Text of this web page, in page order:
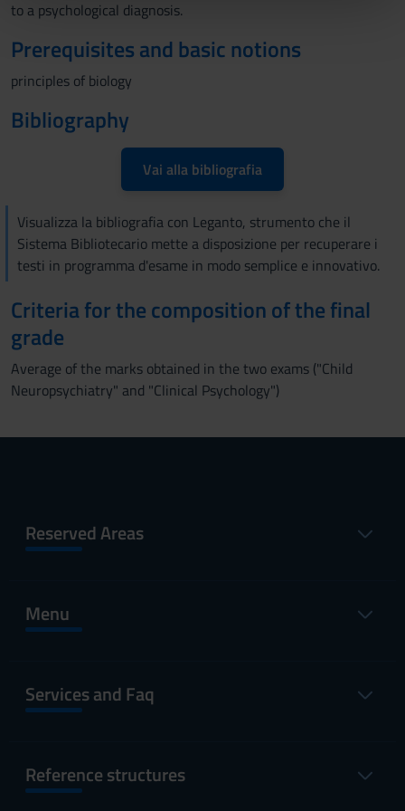
pubblicità e social media, i quali potrebbero combinarle
con altre informazioni che hai fornito loro o che hanno
raccolto dal tuo utilizzo dei loro servizi.
to a psychological diagnosis.
Prerequisites and basic notions
principles of biology
Bibliography
Vai alla bibliografia
Visualizza la bibliografia con Leganto, strumento che il
Sistema Bibliotecario mette a disposizione per recuperare i
testi in programma d'esame in modo semplice e innovativo.
Criteria for the composition of the final
grade
Average of the marks obtained in the two exams ("Child
Neuropsychiatry" and "Clinical Psychology")
Reserved Areas
Menu
Services and Faq
Reference structures